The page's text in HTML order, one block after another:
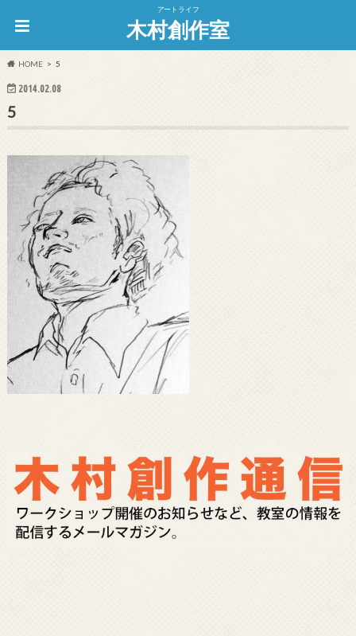
アートライフ
木村創作室
HOME 5
2014.02.08
5